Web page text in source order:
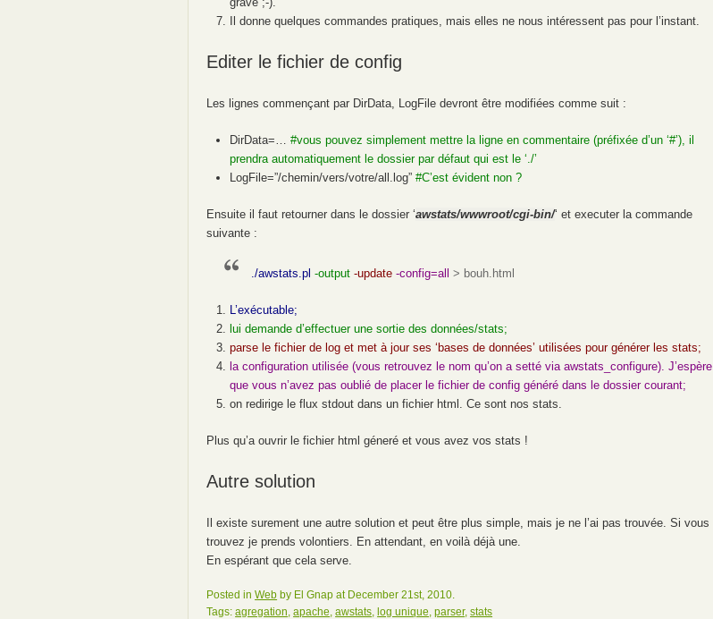
Il donne quelques commandes pratiques, mais elles ne nous intéressent pas pour l’instant.
Editer le fichier de config
Les lignes commençant par DirData, LogFile devront être modifiées comme suit :
DirData=…#vous pouvez simplement mettre la ligne en commentaire (préfixée d’un ‘#’), il
prendra automatiquement le dossier par défaut qui est le ‘./’
LogFile=”/chemin/vers/votre/all.log”#C’est évident non ?
Ensuite il faut retourner dans le dossier ‘awstats/wwwroot/cgi-bin/‘ et executer la commande
suivante :
./awstats.pl -output -update -config=all > bouh.html
L’exécutable;
lui demande d’effectuer une sortie des données/stats;
parse le fichier de log et met à jour ses ‘bases de données’ utilisées pour générer les stats;
la configuration utilisée (vous retrouvez le nom qu’on a setté via awstats_configure). J’espère
que vous n’avez pas oublié de placer le fichier de config généré dans le dossier courant;
on redirige le flux stdout dans un fichier html. Ce sont nos stats.
Plus qu’a ouvrir le fichier html géneré et vous avez vos stats !
Autre solution
Il existe surement une autre solution et peut être plus simple, mais je ne l’ai pas trouvée. Si vous
trouvez je prends volontiers. En attendant, en voilà déjà une.
En espérant que cela serve.
Posted inWeb by El Gnap at December 21st, 2010.
Tags:agregation,apache,awstats, log unique,parser,stats